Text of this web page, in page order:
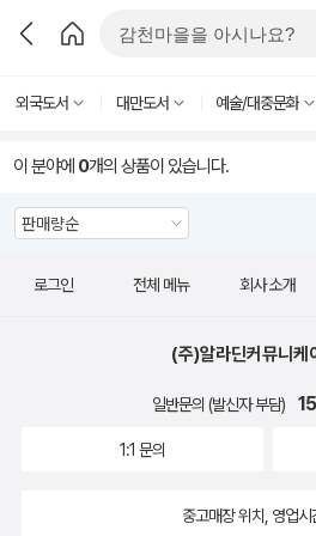
외국도서 대만도서 예술/대중문화
이 분야에 0개의 상품이 있습니다.
로그인 전체 메뉴 회사 소개
(주)알라딘커뮤니케
일반문의 (발신자 부담)
1:1 문의
중고매장 위치, 영업시